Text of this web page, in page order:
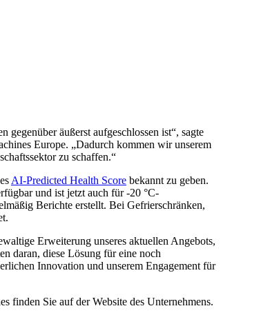
gegenüber äußerst aufgeschlossen ist“, sagte
Europe. „Dadurch kommen wir unserem
zu schaffen.“
AI-Predicted Health Score bekannt zu geben.
und ist jetzt auch für -20 °C-
Berichte erstellt. Bei Gefrierschränken,
Erweiterung unseres aktuellen Angebots,
daran, diese Lösung für eine noch
Innovation und unserem Engagement für
finden Sie auf der Website des Unternehmens.